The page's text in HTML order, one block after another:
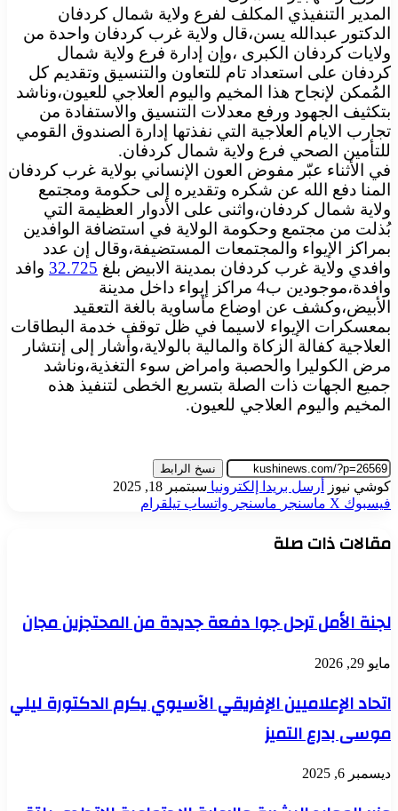
المدير التنفيذي المكلف لفرع ولاية شمال كردفان
الدكتور عبدالله يسن،قال ولاية غرب كردفان واحدة من
ولايات كردفان الكبرى ،وإن إدارة فرع ولاية شمال
كردفان على استعداد تام للتعاون والتنسيق وتقديم كل
المُمكن لإنجاح هذا المخيم واليوم العلاجي للعيون،وناشد
بتكثيف الجهود ورفع معدلات التنسيق والاستفادة من
تجارب الايام العلاجية التي نفذتها إدارة الصندوق القومي
للتأمين الصحي فرع ولاية شمال كردفان.
في الأثناء عبّر مفوض العون الإنساني بولاية غرب كردفان
المنا دفع الله عن شكره وتقديره إلى حكومة ومجتمع
ولاية شمال كردفان،واثنى على الأدوار العظيمة التي
بُذلت من مجتمع وحكومة الولاية في استضافة الوافدين
بمراكز الإيواء والمجتمعات المستضيفة،وقال إن عدد
وافدي ولاية غرب كردفان بمدينة الابيض بلغ 32.725 وافد
وافدة،موجودين ب4 مراكز إيواء داخل مدينة
الأبيض،وكشف عن اوضاع مأساوية بالغة التعقيد
بمعسكرات الإيواء لاسيما في ظل توقف خدمة البطاقات
العلاجية كفالة الزكاة والمالية بالولاية،وأشار إلى إنتشار
مرض الكوليرا والحصبة وامراض سوء التغذية،وناشد
جميع الجهات ذات الصلة بتسريع الخطى لتنفيذ هذه
المخيم واليوم العلاجي للعيون.
نسخ الرابط
كوشي نيوز أرسل بريدا إلكترونيا سبتمبر 18, 2025
فيسبوك ‫X ماسنجر ماسنجر واتساب تيلقرام
مقالات ذات صلة
لجنة الأمل ترحل جوا دفعة جديدة من المحتجزين مجان
مايو 29, 2026
اتحاد الإعلاميين الإفريقي الآسيوي يكرم الدكتورة ليلي
موسى بدرع التميز
ديسمبر 6, 2025